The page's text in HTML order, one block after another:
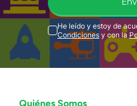
He leído y estoy de
Condiciones y con la
Quiénes Somos